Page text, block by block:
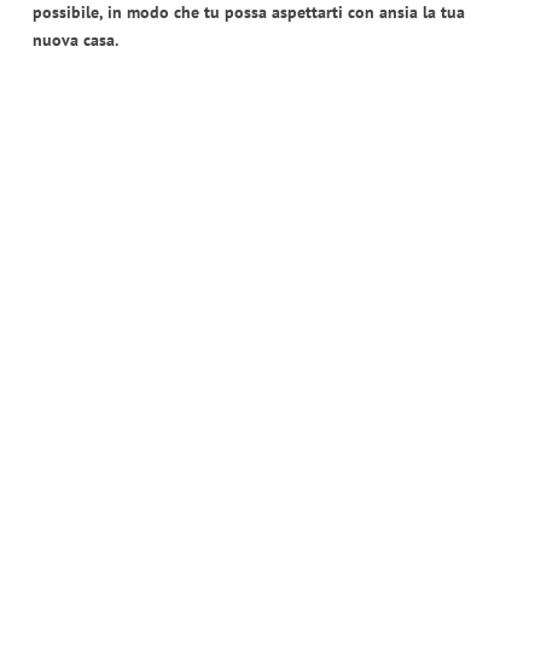
possibile, in modo che tu possa aspettarti con ansia la tua
nuova casa.